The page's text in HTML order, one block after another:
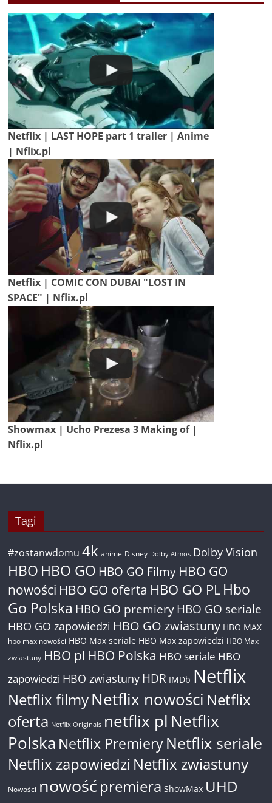
Netflix | LAST HOPE part 1 trailer | Anime
| Nflix.pl
Netflix | COMIC CON DUBAI "LOST IN
SPACE" | Nflix.pl
Showmax | Ucho Prezesa 3 Making of |
Nflix.pl
Tagi
#zostanwdomu 4k anime Disney Dolby Atmos Dolby Vision
HBO HBO GO HBO GO Filmy HBO GO
nowości HBO GO oferta HBO GO PL Hbo
Go Polska HBO GO premiery HBO GO seriale
HBO GO zapowiedzi HBO GO zwiastuny HBO MAX
hbo max nowości HBO Max seriale HBO Max zapowiedzi HBO Max
zwiastuny HBO pl HBO Polska HBO seriale HBO
zapowiedzi HBO zwiastuny HDR IMDb Netflix
Netflix filmyNetflix nowości Netflix
oferta Netflix Originals netflix pl Netflix
Polska Netflix PremieryNetflix seriale
Netflix zapowiedzi Netflix zwiastuny
Nowości nowość premiera ShowMax UHD